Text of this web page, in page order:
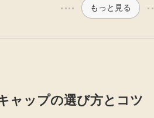
もっと見る
ャップの選び方とコツ